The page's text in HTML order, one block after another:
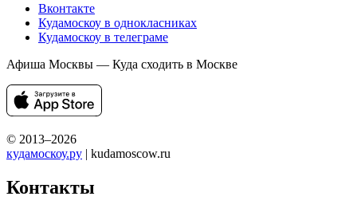
Вконтакте
Кудамоскоу в однокласниках
Кудамоскоу в телеграме
Афиша Москвы — Куда сходить в Москве
© 2013–2026
кудамоскоу.ру | kudamoscow.ru
Контакты